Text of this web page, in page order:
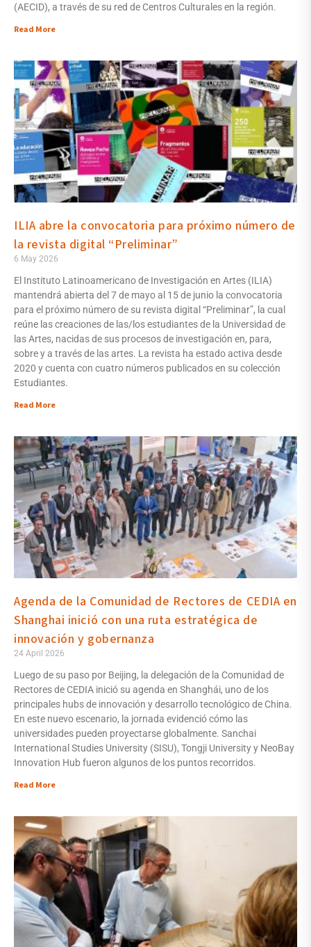
(AECID), a través de su red de Centros Culturales en la región.
Read More
ILIA abre la convocatoria para próximo número de
la revista digital “Preliminar”
6 May 2026
El Instituto Latinoamericano de Investigación en Artes (ILIA)
mantendrá abierta del 7 de mayo al 15 de junio la convocatoria
para el próximo número de su revista digital “Preliminar”, la cual
reúne las creaciones de las/los estudiantes de la Universidad de
las Artes, nacidas de sus procesos de investigación en, para,
sobre y a través de las artes. La revista ha estado activa desde
2020 y cuenta con cuatro números publicados en su colección
Estudiantes.
Read More
Agenda de la Comunidad de Rectores de CEDIA en
Shanghai inició con una ruta estratégica de
innovación y gobernanza
24 April 2026
Luego de su paso por Beijing, la delegación de la Comunidad de
Rectores de CEDIA inició su agenda en Shanghái, uno de los
principales hubs de innovación y desarrollo tecnológico de China.
En este nuevo escenario, la jornada evidenció cómo las
universidades pueden proyectarse globalmente. Sanchai
International Studies University (SISU), Tongji University y NeoBay
Innovation Hub fueron algunos de los puntos recorridos.
Read More